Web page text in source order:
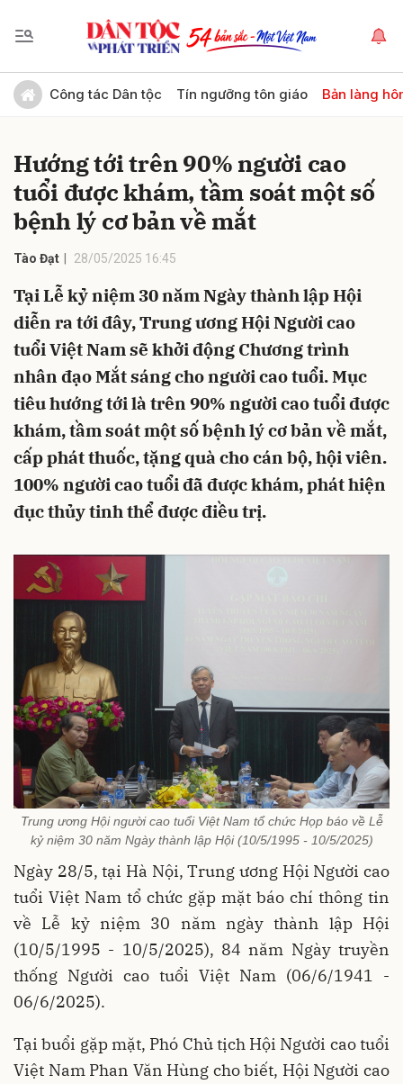
Công tác Dân tộc Tín ngưỡng tôn giáo Bản làng
Hướng tới trên 90% người cao
tuổi được khám, tầm soát một số
bệnh lý cơ bản về mắt
Tào Đạt 28/05/2025 16:45
Tại Lễ kỷ niệm 30 năm Ngày thành lập Hội
diễn ra tới đây, Trung ương Hội Người cao
tuổi Việt Nam sẽ khởi động Chương trình
nhân đạo Mắt sáng cho người cao tuổi. Mục
tiêu hướng tới là trên 90% người cao tuổi được
khám, tầm soát một số bệnh lý cơ bản về mắt,
cấp phát thuốc, tặng quà cho cán bộ, hội viên.
100% người cao tuổi đã được khám, phát hiện
đục thủy tinh thể được điều trị.
Trung ương Hội người cao tuổi Việt Nam tổ chức Họp báo về Lễ
kỷ niệm 30 năm Ngày thành lập Hội (10/5/1995 - 10/5/2025)
Ngày 28/5, tại Hà Nội, Trung ương Hội Người cao
tuổi Việt Nam tổ chức gặp mặt báo chí thông tin
về Lễ kỷ niệm 30 năm ngày thành lập Hội
(10/5/1995 - 10/5/2025), 84 năm Ngày truyền
thống Người cao tuổi Việt Nam (06/6/1941 -
06/6/2025).
Tại buổi gặp mặt, Phó Chủ tịch Hội Người cao tuổi
Việt Nam Phan Văn Hùng cho biết, Hội Người cao
Gửi bình luận